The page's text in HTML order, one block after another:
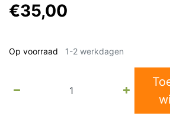
€35,00
Op voorraad 1-2 werkdagen